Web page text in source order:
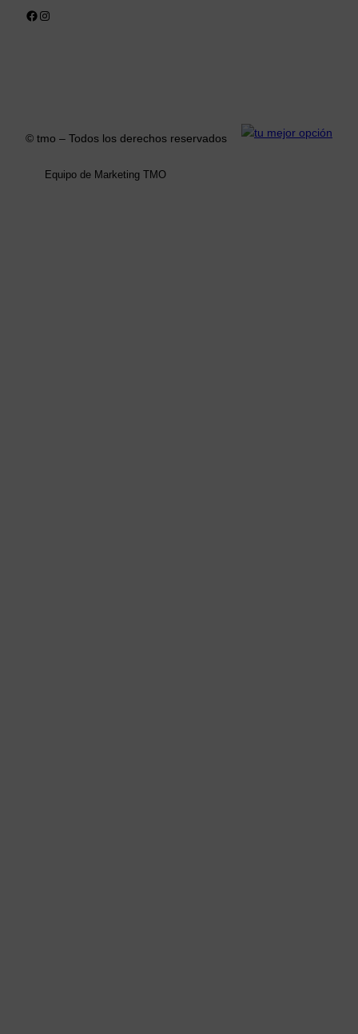
Facebook Instagram
© tmo – Todos los derechos reservados
Equipo de Marketing TMO